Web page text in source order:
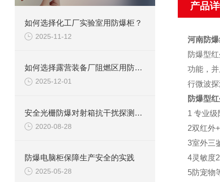
如何选择化工厂实验室用防爆柜？
2025-11-12
如何选择露营装备厂阻燃区用防爆柜？
2025-12-01
安全光栅防爆对射箱抗干扰探测器的特点有哪些？
2020-08-28
防爆电脑柜保障生产安全的实践
2025-05-28
产品
河南防
防爆型
功能，
行微波
防爆型
1 专业级
2双红外
3室外三
4灵敏度
5防宠物